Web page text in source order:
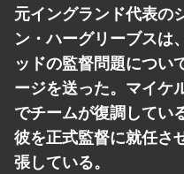
元イングランド代表の
ン・ハーグリーブスは
ッドの監督問題につい
ージを送った。マイケ
でチームが復調してい
彼を正式監督に就任さ
張している。